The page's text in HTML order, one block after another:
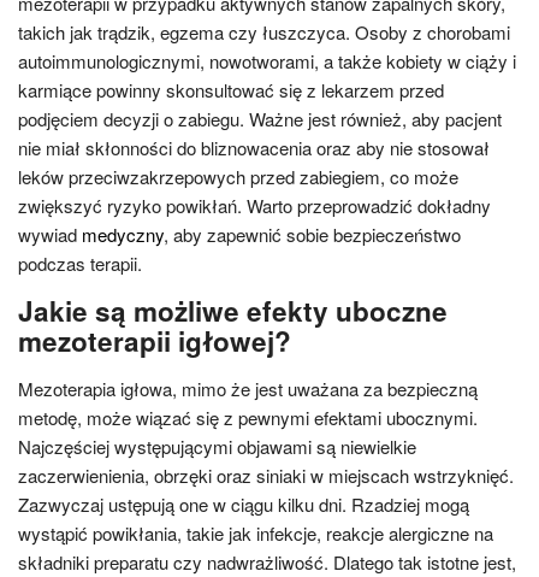
takich jak trądzik, egzema czy łuszczyca. Osoby z chorobami
autoimmunologicznymi, nowotworami, a także kobiety w ciąży i
karmiące powinny skonsultować się z lekarzem przed
podjęciem decyzji o zabiegu. Ważne jest również, aby pacjent
nie miał skłonności do bliznowacenia oraz aby nie stosował
leków przeciwzakrzepowych przed zabiegiem, co może
zwiększyć ryzyko powikłań. Warto przeprowadzić dokładny
wywiad medyczny, aby zapewnić sobie bezpieczeństwo
podczas terapii.
Jakie są możliwe efekty uboczne
mezoterapii igłowej?
Mezoterapia igłowa, mimo że jest uważana za bezpieczną
metodę, może wiązać się z pewnymi efektami ubocznymi.
Najczęściej występującymi objawami są niewielkie
zaczerwienienia, obrzęki oraz siniaki w miejscach wstrzyknięć.
Zazwyczaj ustępują one w ciągu kilku dni. Rzadziej mogą
wystąpić powikłania, takie jak infekcje, reakcje alergiczne na
składniki preparatu czy nadwrażliwość. Dlatego tak istotne jest,